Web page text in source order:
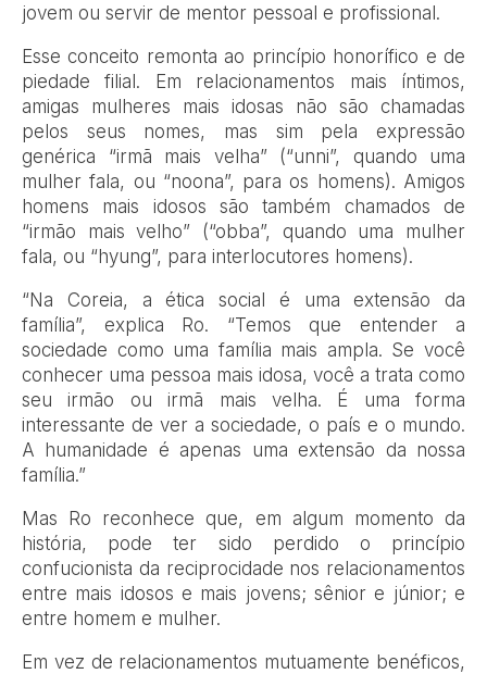
jovem ou servir de mentor pessoal e profissional.
Esse conceito remonta ao princípio honorífico e de
piedade filial. Em relacionamentos mais íntimos,
amigas mulheres mais idosas não são chamadas
pelos seus nomes, mas sim pela expressão
genérica “irmã mais velha” (“unni”, quando uma
mulher fala, ou “noona”, para os homens). Amigos
homens mais idosos são também chamados de
“irmão mais velho” (“obba”, quando uma mulher
fala, ou “hyung”, para interlocutores homens).
“Na Coreia, a ética social é uma extensão da
família”, explica Ro. “Temos que entender a
sociedade como uma família mais ampla. Se você
conhecer uma pessoa mais idosa, você a trata como
seu irmão ou irmã mais velha. É uma forma
interessante de ver a sociedade, o país e o mundo.
A humanidade é apenas uma extensão da nossa
família.”
Mas Ro reconhece que, em algum momento da
história, pode ter sido perdido o princípio
confucionista da reciprocidade nos relacionamentos
entre mais idosos e mais jovens; sênior e júnior; e
entre homem e mulher.
Em vez de relacionamentos mutuamente benéficos,